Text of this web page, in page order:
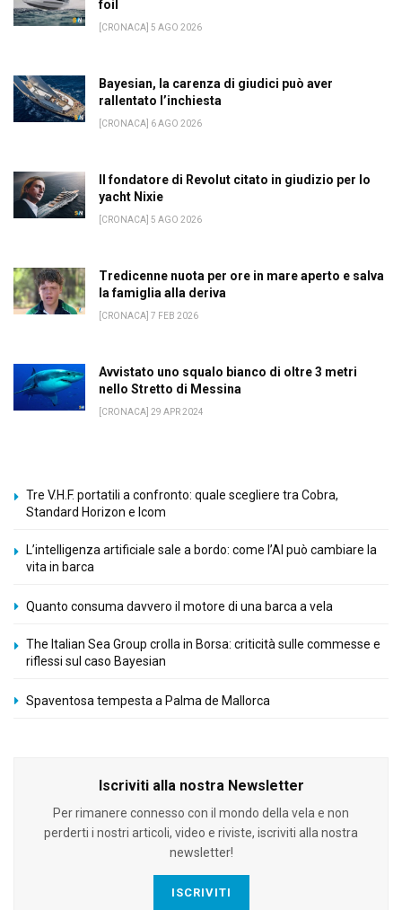
foil
[CRONACA] 5 AGO 2026
Bayesian, la carenza di giudici può aver
rallentato l’inchiesta
[CRONACA] 6 AGO 2026
Il fondatore di Revolut citato in giudizio per lo
yacht Nixie
[CRONACA] 5 AGO 2026
Tredicenne nuota per ore in mare aperto e salva
la famiglia alla deriva
[CRONACA] 7 FEB 2026
Avvistato uno squalo bianco di oltre 3 metri
nello Stretto di Messina
[CRONACA] 29 APR 2024
Tre V.H.F. portatili a confronto: quale scegliere tra Cobra,
Standard Horizon e Icom
L’intelligenza artificiale sale a bordo: come l’AI può cambiare la
vita in barca
Quanto consuma davvero il motore di una barca a vela
The Italian Sea Group crolla in Borsa: criticità sulle commesse e
riflessi sul caso Bayesian
Spaventosa tempesta a Palma de Mallorca
Iscriviti alla nostra Newsletter
Per rimanere connesso con il mondo della vela e non
perderti i nostri articoli, video e riviste, iscriviti alla nostra
newsletter!
ISCRIVITI